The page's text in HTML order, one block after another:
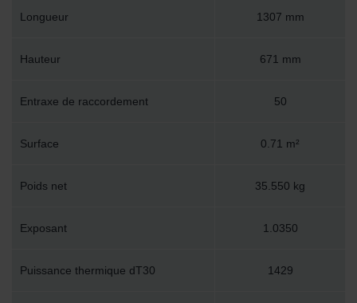
Longueur 1307 mm
Hauteur 671 mm
Entraxe de raccordement 50
Surface 0.71 m²
Poids net 35.550 kg
Exposant 1.0350
Puissance thermique dT30 1429